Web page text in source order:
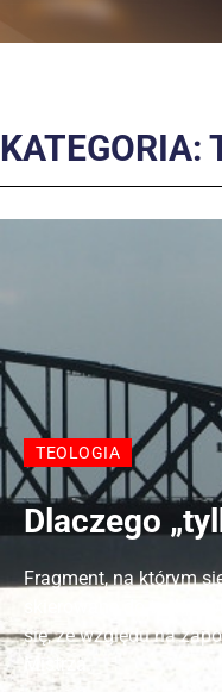
KATEGORIA:
TEOLOGIA
Dlaczego
Fragment, na którym
skierowane do tych,
się, ze względu na
Mistrza.